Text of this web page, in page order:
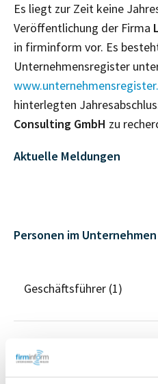
Es liegt zur Zeit keine
Veröffentlichung der Firma
in firminform vor. Es
Unternehmensregister
hinterlegten
Consulting GmbH zu
Aktuelle Meldungen
Personen im Unternehmen
Geschäftsführer (1)
Wirtschaftlich
Berechtigter